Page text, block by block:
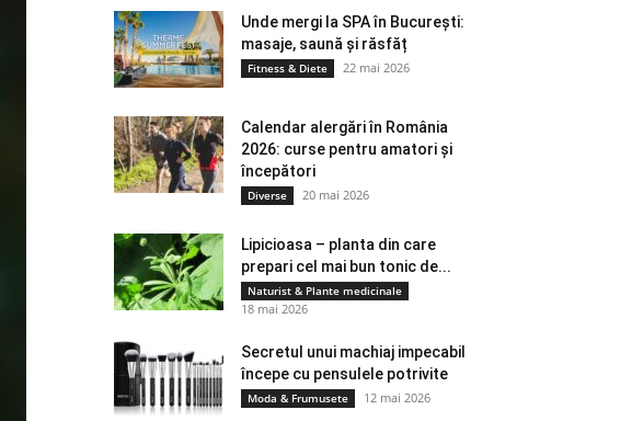
Unde mergi la SPA în București:
masaje, saună și răsfăț
Fitness & Diete 22 mai 2026
Calendar alergări în România
2026: curse pentru amatori și
începători
Diverse 20 mai 2026
Lipicioasa – planta din care
prepari cel mai bun tonic de...
Naturist & Plante medicinale
18 mai 2026
Secretul unui machiaj impecabil
începe cu pensulele potrivite
Moda & Frumusete 12 mai 2026